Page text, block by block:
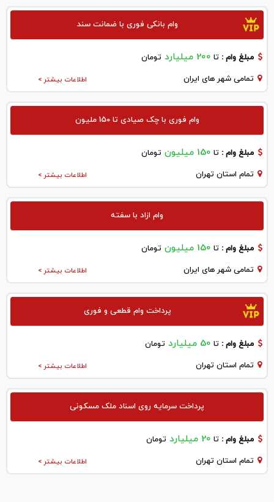
وام بانکی فوری با ضمانت سند
مبلغ وام : تا 200 میلیارد تومان
اطلاعات بیشتر > تمامی شهر های ایران
وام فوری با چک صیادی تا 150 ملیون
مبلغ وام : تا 150 میلیون تومان
اطلاعات بیشتر > تمام استان تهران
وام ازاد با سفته
مبلغ وام : تا 150 میلیون تومان
اطلاعات بیشتر > تمامی شهر های ایران
پرداخت وام قطعی و فوری
مبلغ وام : تا 50 میلیارد تومان
اطلاعات بیشتر > تمام استان تهران
پرداخت سرمایه روی اسناد ملک مسکونی
مبلغ وام : تا 20 میلیارد تومان
اطلاعات بیشتر > تمام استان تهران